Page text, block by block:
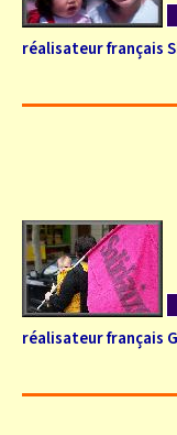
réalisateur français
réalisateur français